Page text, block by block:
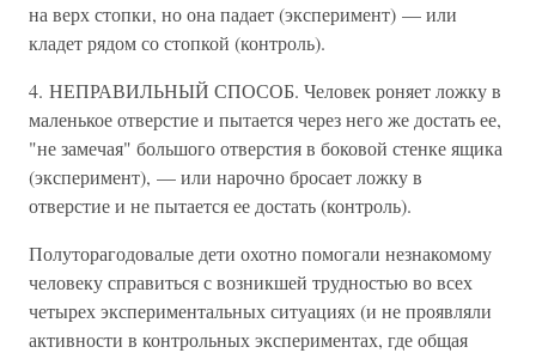
на верх стопки, но она падает (эксперимент) — или
кладет рядом со стопкой (контроль).
4. НЕПРАВИЛЬНЫЙ СПОСОБ. Человек роняет ложку в
маленькое отверстие и пытается через него же достать ее,
"не замечая" большого отверстия в боковой стенке ящика
(эксперимент), — или нарочно бросает ложку в
отверстие и не пытается ее достать (контроль).
Полуторагодовалые дети охотно помогали незнакомому
человеку справиться с возникшей трудностью во всех
четырех экспериментальных ситуациях (и не проявляли
активности в контрольных экспериментах, где общая